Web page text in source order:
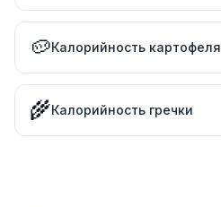
🥔Калорийность картофеля
🌾Калорийность гречки